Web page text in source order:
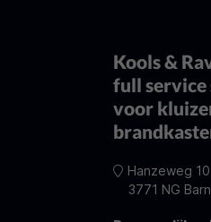
Kools &
full service
voor
Hanzeweg 10
3771 NG